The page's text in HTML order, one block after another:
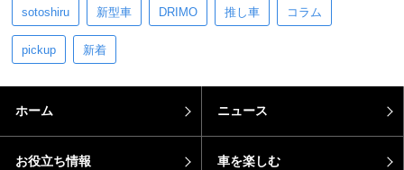
sotoshiru 新型車 DRIMO 推し車 コラム
pickup 新着
ホーム ニュース
お役立ち情報 車を楽しむ